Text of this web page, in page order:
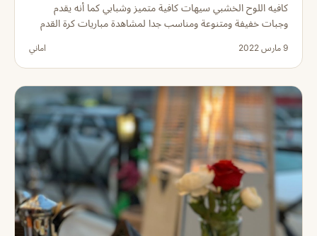
كافيه اللوح الخشبي سيهات كافية متميز وشبابي كما أنه يقدم
وجبات خفيفة ومتنوعة ومناسب جدا لمشاهدة مباريات كرة القدم
9 مارس 2022 اماني